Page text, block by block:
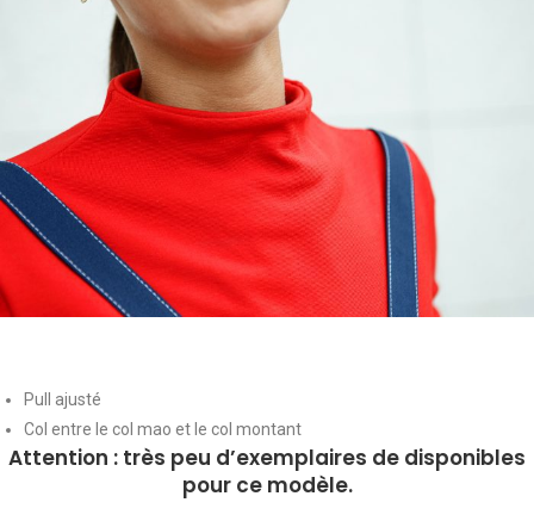
Pull ajusté
Col entre le col mao et le col montant
Attention : très peu d’exemplaires de disponibles
pour ce modèle.